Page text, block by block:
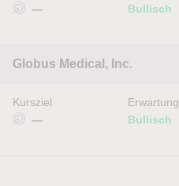
—
Bullisch
Globus Medical, Inc.
Kursziel
—
Erwartung
Bullisch